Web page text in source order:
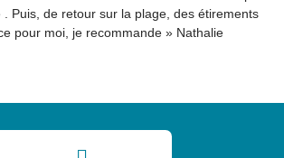
. Puis, de retour sur la plage, des étirements
pour moi, je recommande » Nathalie